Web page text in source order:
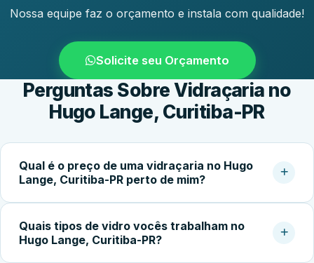
Nossa equipe faz o orçamento e instala com qualidade!
Solicite seu Orçamento
Perguntas Sobre Vidraçaria no
Hugo Lange, Curitiba-PR
Qual é o preço de uma vidraçaria no Hugo
Lange, Curitiba-PR perto de mim?
dimensões, espessura, acessórios e complexidade da
instalação. Box simples partem de cerca de R$400,00;
Quais tipos de vidro vocês trabalham no
Hugo Lange, Curitiba-PR?